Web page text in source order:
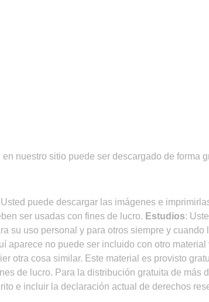
en nuestro sitio puede ser descargado de forma
Usted puede descargar las imágenes e
ser usadas con fines de lucro. Estudios:
su uso personal y para otros siempre y cuando
aparece no puede ser incluido con otro material
otra cosa similar. Este material es provisto
de lucro. Para la distribución gratuita de más
e incluir la declaración actual de derechos